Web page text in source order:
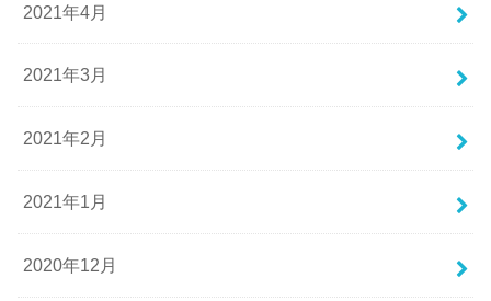
2021年4月
2021年3月
2021年2月
2021年1月
2020年12月